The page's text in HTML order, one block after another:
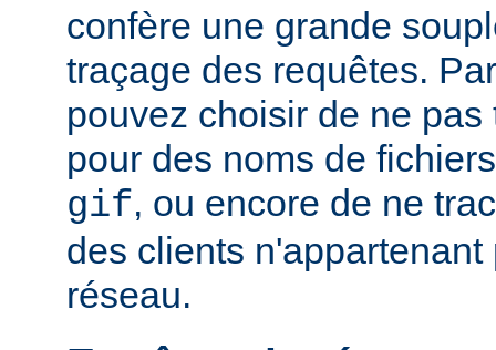
confère une grande
traçage des requêtes.
pouvez choisir de ne
pour des noms de
gif, ou encore de ne
des clients
réseau.